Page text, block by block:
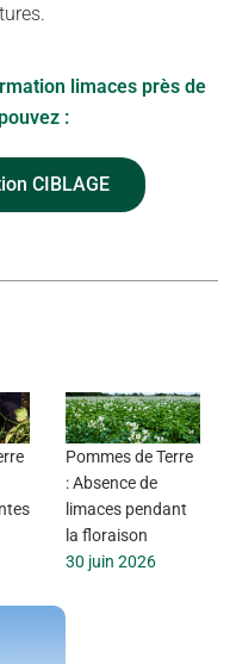
limaces près de
:
CIBLAGE
Pommes de Terre
: Absence de
limaces pendant
la floraison
30 juin 2026